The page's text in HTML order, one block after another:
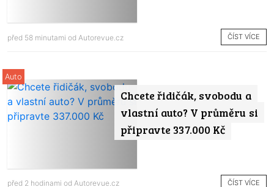
před 58 minutami od Autorevue.cz ČÍST VÍCE
Chcete řidičák, svobodu a
vlastní auto? V průměru si
připravte 337.000 Kč
Auto
před 2 hodinami od Autorevue.cz ČÍST VÍCE